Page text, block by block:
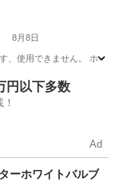
8月8日
、使用できません。 ホイ
円以下多数
Ad
ーホワイトバルブ